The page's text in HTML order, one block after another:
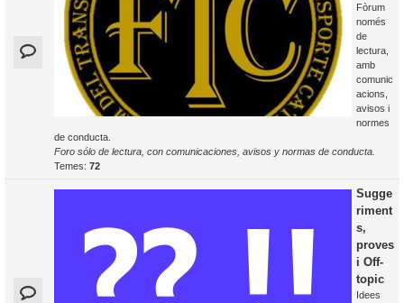
Fòrum
només
de
lectura,
amb
comunic
acions,
avisos i
normes
de conducta.
Foro sólo de lectura, con comunicaciones, avisos y normas de conducta.
Temes: 72
Sugge
riment
s,
proves
i Off-
topic
Idees